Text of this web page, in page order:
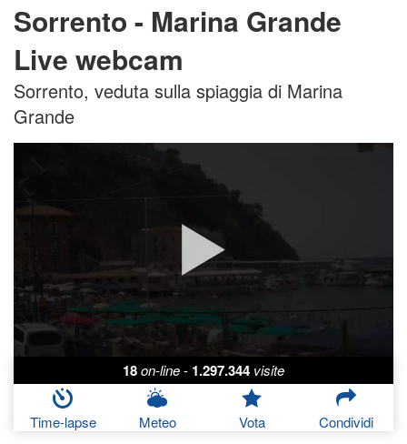
Sorrento - Marina Grande
Live webcam
Sorrento, veduta sulla spiaggia di Marina
Grande
18on-line- 1.297.344 visite
Time-lapse Meteo Vota Condividi